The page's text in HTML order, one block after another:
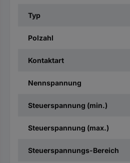
Typ
Polzahl
Kontaktart
Nennspannung
Steuerspannung (min.)
Steuerspannung (max.)
Steuerspannungs-Bereich